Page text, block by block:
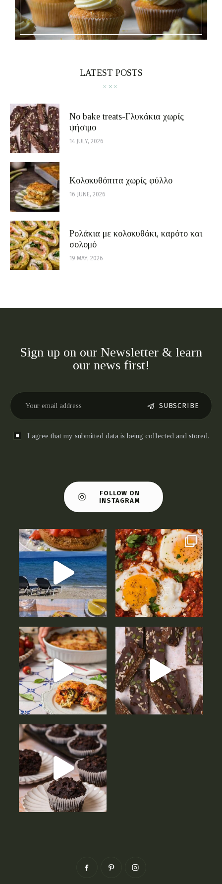
LATEST POSTS
No bake treats-Γλυκάκια χωρίς
ψήσιμο
14 JULY, 2026
Κολοκυθόπιτα χωρίς φύλλο
16 JUNE, 2026
Ρολάκια με κολοκυθάκι, καρότο και
σολομό
19 MAY, 2026
Sign up on our Newsletter & learn
our news first!
SUBSCRIBE
I agree that my submitted data is being collected and stored.
FOLLOW ON
INSTAGRAM